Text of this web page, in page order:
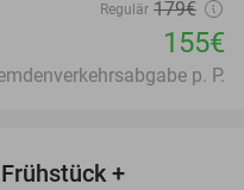
Regulär 179€
155€
p. P.
+